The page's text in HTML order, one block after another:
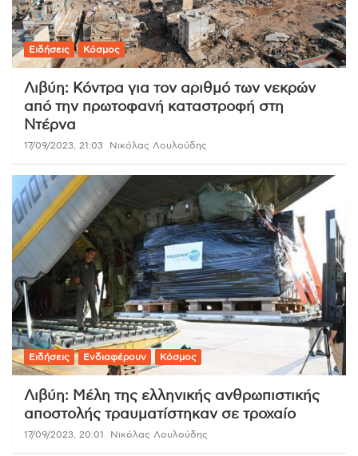
Ειδήσεις Κόσμος
Λιβύη: Κόντρα για τον αριθμό των νεκρών
από την πρωτοφανή καταστροφή στη
Ντέρνα
17/09/2023, 21:03 Νικόλας Λουλούδης
Ειδήσεις Ενδιαφέρουν Κόσμος
Λιβύη: Μέλη της ελληνικής ανθρωπιστικής
αποστολής τραυματίστηκαν σε τροχαίο
17/09/2023, 20:01 Νικόλας Λουλούδης